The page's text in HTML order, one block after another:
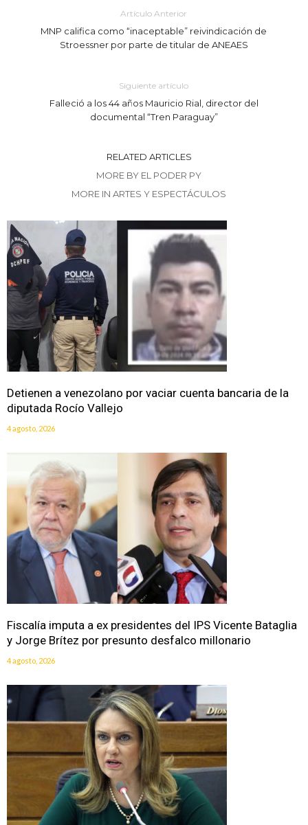
Artículo Anterior
MNP califica como “inaceptable” reivindicación de
Stroessner por parte de titular de ANEAES
Siguiente artículo
Falleció a los 44 años Mauricio Rial, director del
documental “Tren Paraguay”
RELATED ARTICLES
MORE BY EL PODER PY
MORE IN ARTES Y ESPECTÁCULOS
Detienen a venezolano por vaciar cuenta bancaria de la
diputada Rocío Vallejo
4 agosto, 2026
Fiscalía imputa a ex presidentes del IPS Vicente Bataglia
y Jorge Brítez por presunto desfalco millonario
4 agosto, 2026